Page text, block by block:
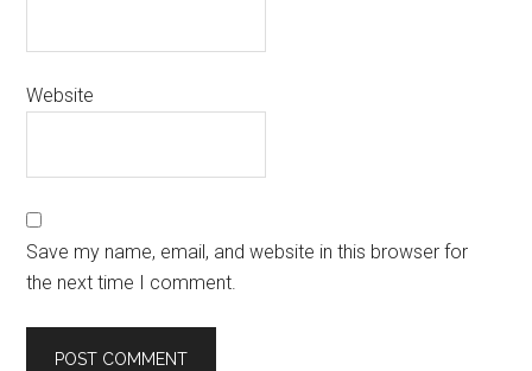
Website
Save my name, email, and website in this browser for
the next time I comment.